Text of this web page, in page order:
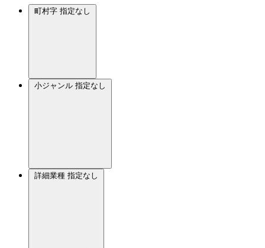
町村字 指定なし
小ジャンル 指定なし
詳細業種 指定なし